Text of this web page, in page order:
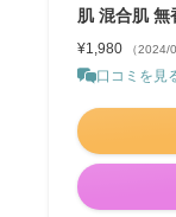
肌 混合肌 無
¥1,980 （
口コミを見